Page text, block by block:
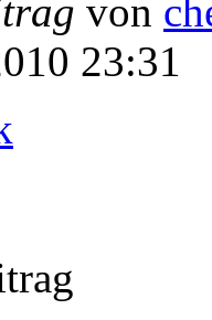
von
23:31